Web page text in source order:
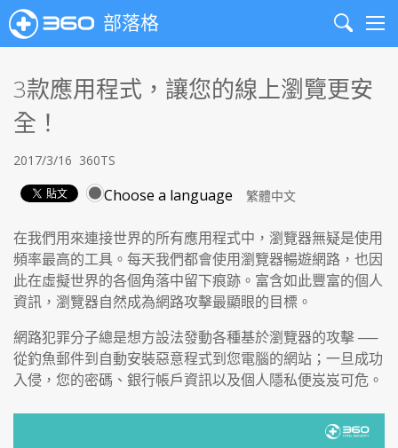
部落格
Search
3款應用程式，讓您的線上瀏覽更安
全！
2017/3/16 360TS
Choose a language
在我們用來連接世界的所有應用程式中，瀏覽器無疑是使用
頻率最高的工具。每天我們都會使用瀏覽器暢遊網路，也因
此在虛擬世界的各個角落中留下痕跡。富含如此豐富的個人
資訊，瀏覽器自然成為網路攻擊最顯眼的目標。
網路犯罪分子總是想方設法發動各種基於瀏覽器的攻擊 ──
從釣魚郵件到自動安裝惡意程式到您電腦的網站；一旦成功
入侵，您的密碼、銀行帳戶資訊以及個人隱私便岌岌可危。